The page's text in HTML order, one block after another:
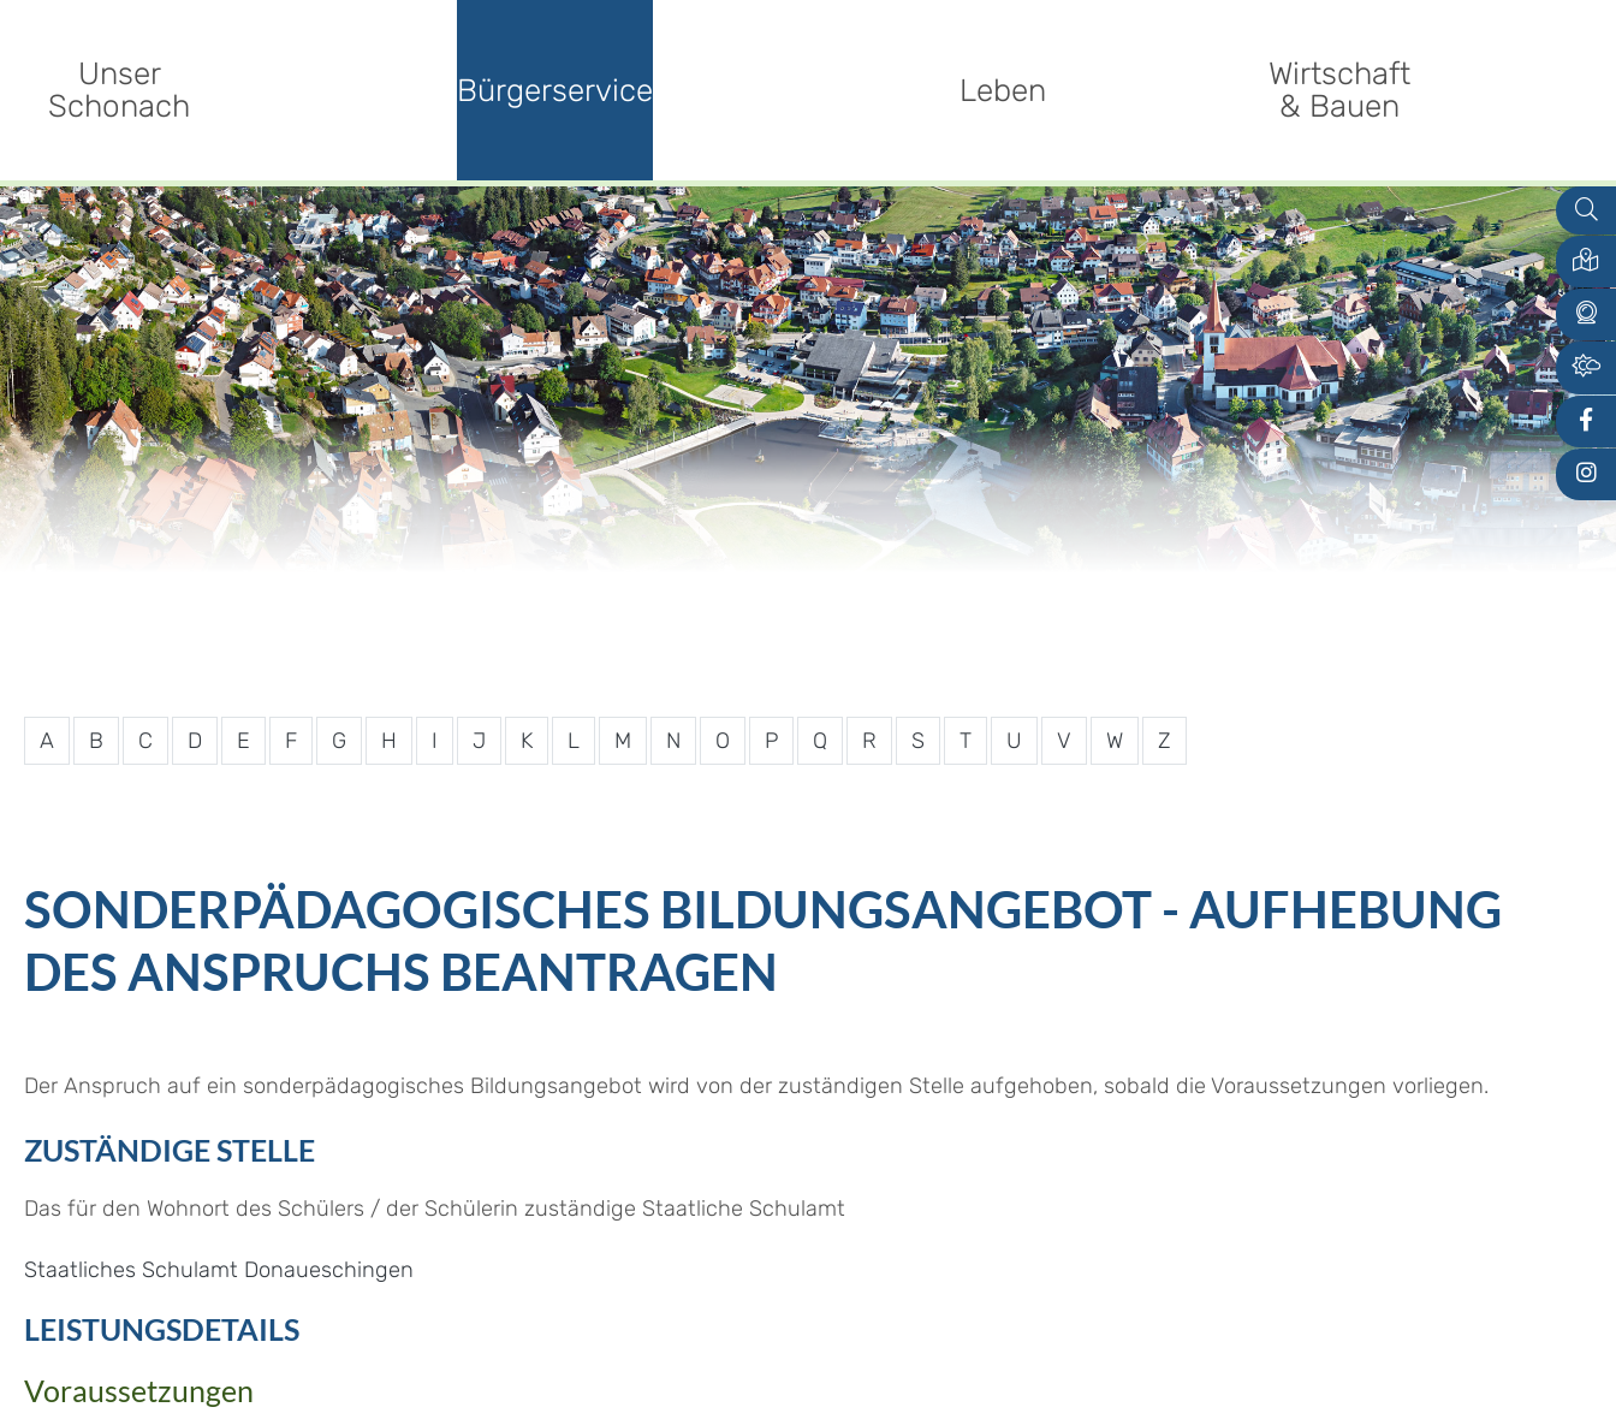
Unser
Schonach
Bürgerservice Leben
Wirtschaft
& Bauen
A B C D E F G H I J K L M N O P Q R S T U V W Z
SONDERPÄDAGOGISCHES BILDUNGSANGEBOT - AUFHEBUNG
DES ANSPRUCHS BEANTRAGEN
Der Anspruch auf ein sonderpädagogisches Bildungsangebot wird von der zuständigen Stelle aufgehoben, sobald die Voraussetzungen vorliegen.
ZUSTÄNDIGE STELLE
Das für den Wohnort des Schülers / der Schülerin zuständige Staatliche Schulamt
Staatliches Schulamt Donaueschingen
LEISTUNGSDETAILS
Voraussetzungen